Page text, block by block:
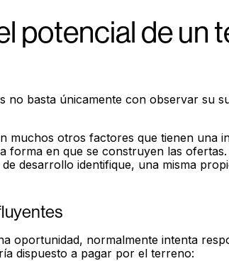
potencial de un
no basta únicamente con observar su
muchos otros factores que tienen una
forma en que se construyen las
desarrollo identifique, una misma
oportunidad, normalmente intenta
dispuesto a pagar por el terreno: